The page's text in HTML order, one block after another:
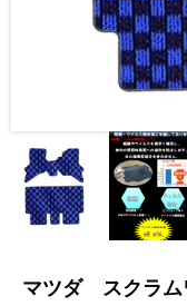
マツダ スクラ